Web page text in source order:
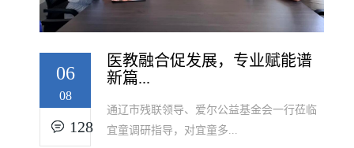
医教融合促发展，专业赋能谱
新篇...
通辽市残联领导、爱尔公益基金会一行莅临
宜童调研指导，对宜童多...
06
08
128